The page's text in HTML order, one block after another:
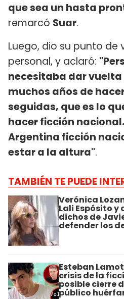
que sea un hasta
remarcó Suar.
Luego, dio su punto de
personal, y aclaró:
necesitaba dar vuelta
muchos años de
seguidas, que es lo
hacer ficción
Argentina ficción
estar a la altura".
TAMBIÉN TE PUEDE
Verónica
Lali Espósito y
dichos de
defender los
Esteban
crisis de la
posible cierre
público